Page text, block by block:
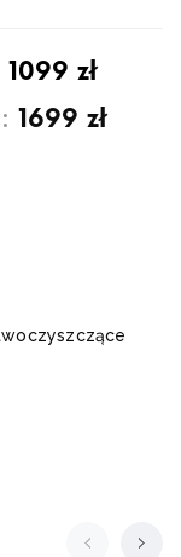
1099 zł
1699 zł